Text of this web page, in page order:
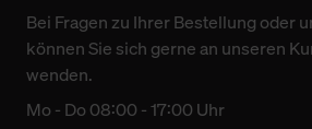
Bei Fragen zu Ihrer Bestellung oder
können Sie sich gerne an unseren
wenden.
Mo - Do 08:00 - 17:00 Uhr